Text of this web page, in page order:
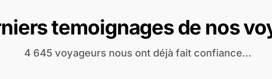
temoignages de nos
4 645 voyageurs nous ont déjà fait confiance...